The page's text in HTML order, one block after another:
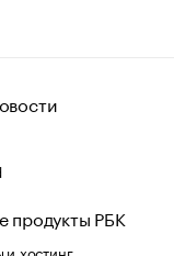
продукты РБК
хостинг